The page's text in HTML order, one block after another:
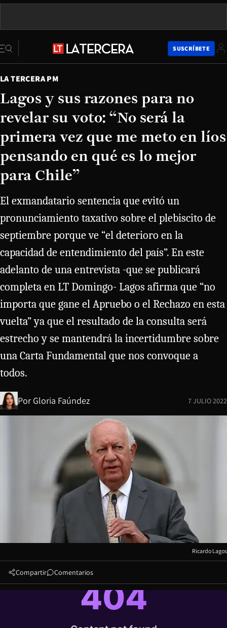
SUSCRÍBETE
LA TERCERA PM
Lagos y sus razones para no
revelar su voto: “No será la
primera vez que me meto en líos
pensando en qué es lo mejor
para Chile”
El exmandatario sentencia que evitó un
pronunciamiento taxativo sobre el plebiscito de
septiembre porque ve “el deterioro en la
capacidad de entendimiento del país”. En este
adelanto de una entrevista -que se publicará
completa en LT Domingo- Lagos afirma que “no
importa que gane el Apruebo o el Rechazo en esta
vuelta” ya que el resultado de la consulta será
estrecho y se mantendrá la incertidumbre sobre
una Carta Fundamental que nos convoque a
todos.
Por Gloria Faúndez 7 JULIO 2022
Ricardo Lagos
Compartir Comentarios